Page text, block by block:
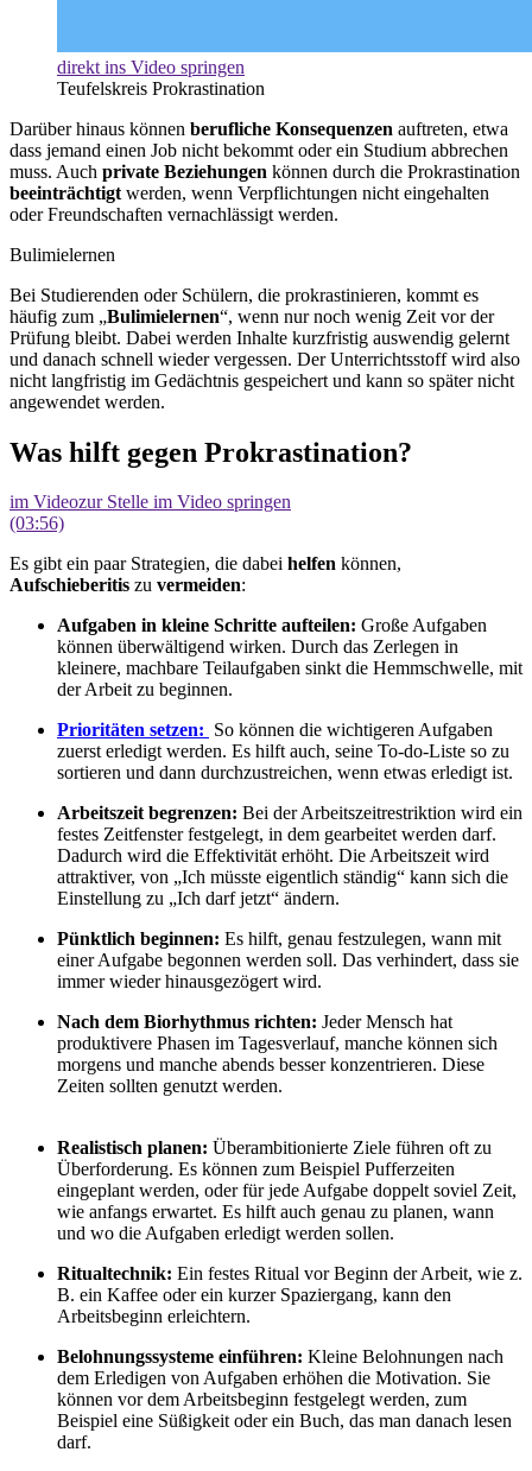
direkt ins Video springen
Teufelskreis Prokrastination
Darüber hinaus können berufliche Konsequenzen auftreten, etwa
dass jemand einen Job nicht bekommt oder ein Studium abbrechen
muss. Auch private Beziehungen können durch die Prokrastination
beeinträchtigt werden, wenn Verpflichtungen nicht eingehalten
oder Freundschaften vernachlässigt werden.
Bulimielernen
Bei Studierenden oder Schülern, die prokrastinieren, kommt es
häufig zum „Bulimielernen“, wenn nur noch wenig Zeit vor der
Prüfung bleibt. Dabei werden Inhalte kurzfristig auswendig gelernt
und danach schnell wieder vergessen. Der Unterrichtsstoff wird also
nicht langfristig im Gedächtnis gespeichert und kann so später nicht
angewendet werden.
Was hilft gegen Prokrastination?
im Videozur Stelle im Video springen
(03:56)
Es gibt ein paar Strategien, die dabei helfen können,
Aufschieberitis zu vermeiden:
Aufgaben in kleine Schritte aufteilen: Große Aufgaben
können überwältigend wirken. Durch das Zerlegen in
kleinere, machbare Teilaufgaben sinkt die Hemmschwelle, mit
der Arbeit zu beginnen.
Prioritäten setzen: So können die wichtigeren Aufgaben
zuerst erledigt werden. Es hilft auch, seine To-do-Liste so zu
sortieren und dann durchzustreichen, wenn etwas erledigt ist.
Arbeitszeit begrenzen: Bei der Arbeitszeitrestriktion wird ein
festes Zeitfenster festgelegt, in dem gearbeitet werden darf.
Dadurch wird die Effektivität erhöht. Die Arbeitszeit wird
attraktiver, von „Ich müsste eigentlich ständig“ kann sich die
Einstellung zu „Ich darf jetzt“ ändern.
Pünktlich beginnen: Es hilft, genau festzulegen, wann mit
einer Aufgabe begonnen werden soll. Das verhindert, dass sie
immer wieder hinausgezögert wird.
Nach dem Biorhythmus richten: Jeder Mensch hat
produktivere Phasen im Tagesverlauf, manche können sich
morgens und manche abends besser konzentrieren. Diese
Zeiten sollten genutzt werden.
Realistisch planen: Überambitionierte Ziele führen oft zu
Überforderung. Es können zum Beispiel Pufferzeiten
eingeplant werden, oder für jede Aufgabe doppelt soviel Zeit,
wie anfangs erwartet. Es hilft auch genau zu planen, wann
und wo die Aufgaben erledigt werden sollen.
Ritualtechnik: Ein festes Ritual vor Beginn der Arbeit, wie z.
B. ein Kaffee oder ein kurzer Spaziergang, kann den
Arbeitsbeginn erleichtern.
Belohnungssysteme einführen: Kleine Belohnungen nach
dem Erledigen von Aufgaben erhöhen die Motivation. Sie
können vor dem Arbeitsbeginn festgelegt werden, zum
Beispiel eine Süßigkeit oder ein Buch, das man danach lesen
darf.